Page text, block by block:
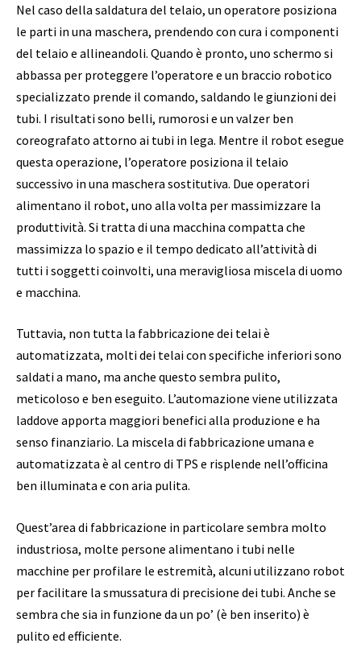
Nel caso della saldatura del telaio, un operatore posiziona
le parti in una maschera, prendendo con cura i componenti
del telaio e allineandoli. Quando è pronto, uno schermo si
abbassa per proteggere l’operatore e un braccio robotico
specializzato prende il comando, saldando le giunzioni dei
tubi. I risultati sono belli, rumorosi e un valzer ben
coreografato attorno ai tubi in lega. Mentre il robot esegue
questa operazione, l’operatore posiziona il telaio
successivo in una maschera sostitutiva. Due operatori
alimentano il robot, uno alla volta per massimizzare la
produttività. Si tratta di una macchina compatta che
massimizza lo spazio e il tempo dedicato all’attività di
tutti i soggetti coinvolti, una meravigliosa miscela di uomo
e macchina.
Tuttavia, non tutta la fabbricazione dei telai è
automatizzata, molti dei telai con specifiche inferiori sono
saldati a mano, ma anche questo sembra pulito,
meticoloso e ben eseguito. L’automazione viene utilizzata
laddove apporta maggiori benefici alla produzione e ha
senso finanziario. La miscela di fabbricazione umana e
automatizzata è al centro di TPS e risplende nell’officina
ben illuminata e con aria pulita.
Quest’area di fabbricazione in particolare sembra molto
industriosa, molte persone alimentano i tubi nelle
macchine per profilare le estremità, alcuni utilizzano robot
per facilitare la smussatura di precisione dei tubi. Anche se
sembra che sia in funzione da un po’ (è ben inserito) è
pulito ed efficiente.